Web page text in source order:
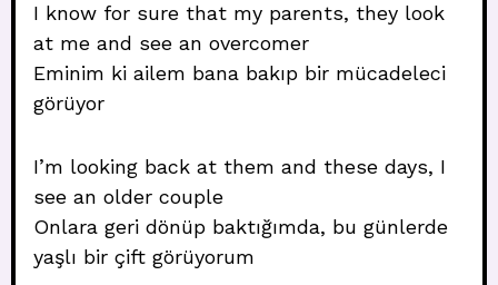
I know for sure that my parents, they look
at me and see an overcomer
Eminim ki ailem bana bakıp bir mücadeleci
görüyor
I’m looking back at them and these days, I
see an older couple
Onlara geri dönüp baktığımda, bu günlerde
yaşlı bir çift görüyorum